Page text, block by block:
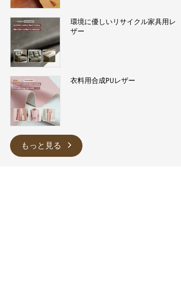
環境に優しいリサイクル家具用レ
ザー
衣料用合成PUレザー
もっと見る